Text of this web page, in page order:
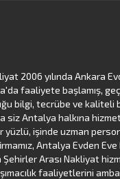
2006 yılında Ankara
faaliyete başlamış,
bilgi, tecrübe ve kaliteli
siz Antalya halkına
yüzlü, işinde uzman
Antalya Evden
Şehirler Arası Nakliyat
faaliyetlerini